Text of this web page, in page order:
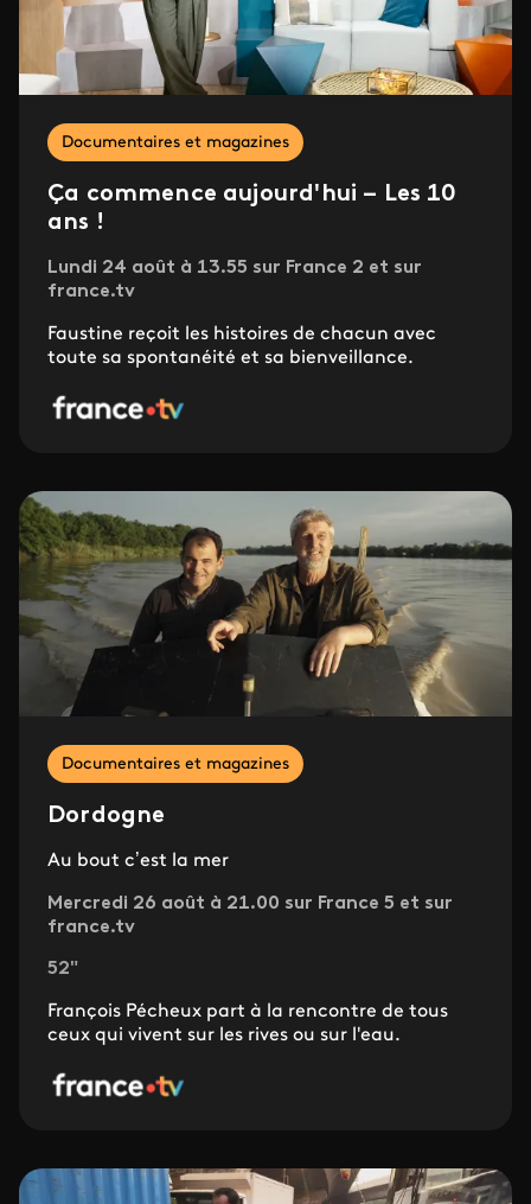
Documentaires et magazines
Ça commence aujourd'hui – Les 10
ans !
Lundi 24 août à 13.55 sur France 2 et sur
france.tv
Faustine reçoit les histoires de chacun avec
toute sa spontanéité et sa bienveillance.
Documentaires et magazines
Dordogne
Au bout c’est la mer
Mercredi 26 août à 21.00 sur France 5 et sur
france.tv
52"
François Pécheux part à la rencontre de tous
ceux qui vivent sur les rives ou sur l'eau.